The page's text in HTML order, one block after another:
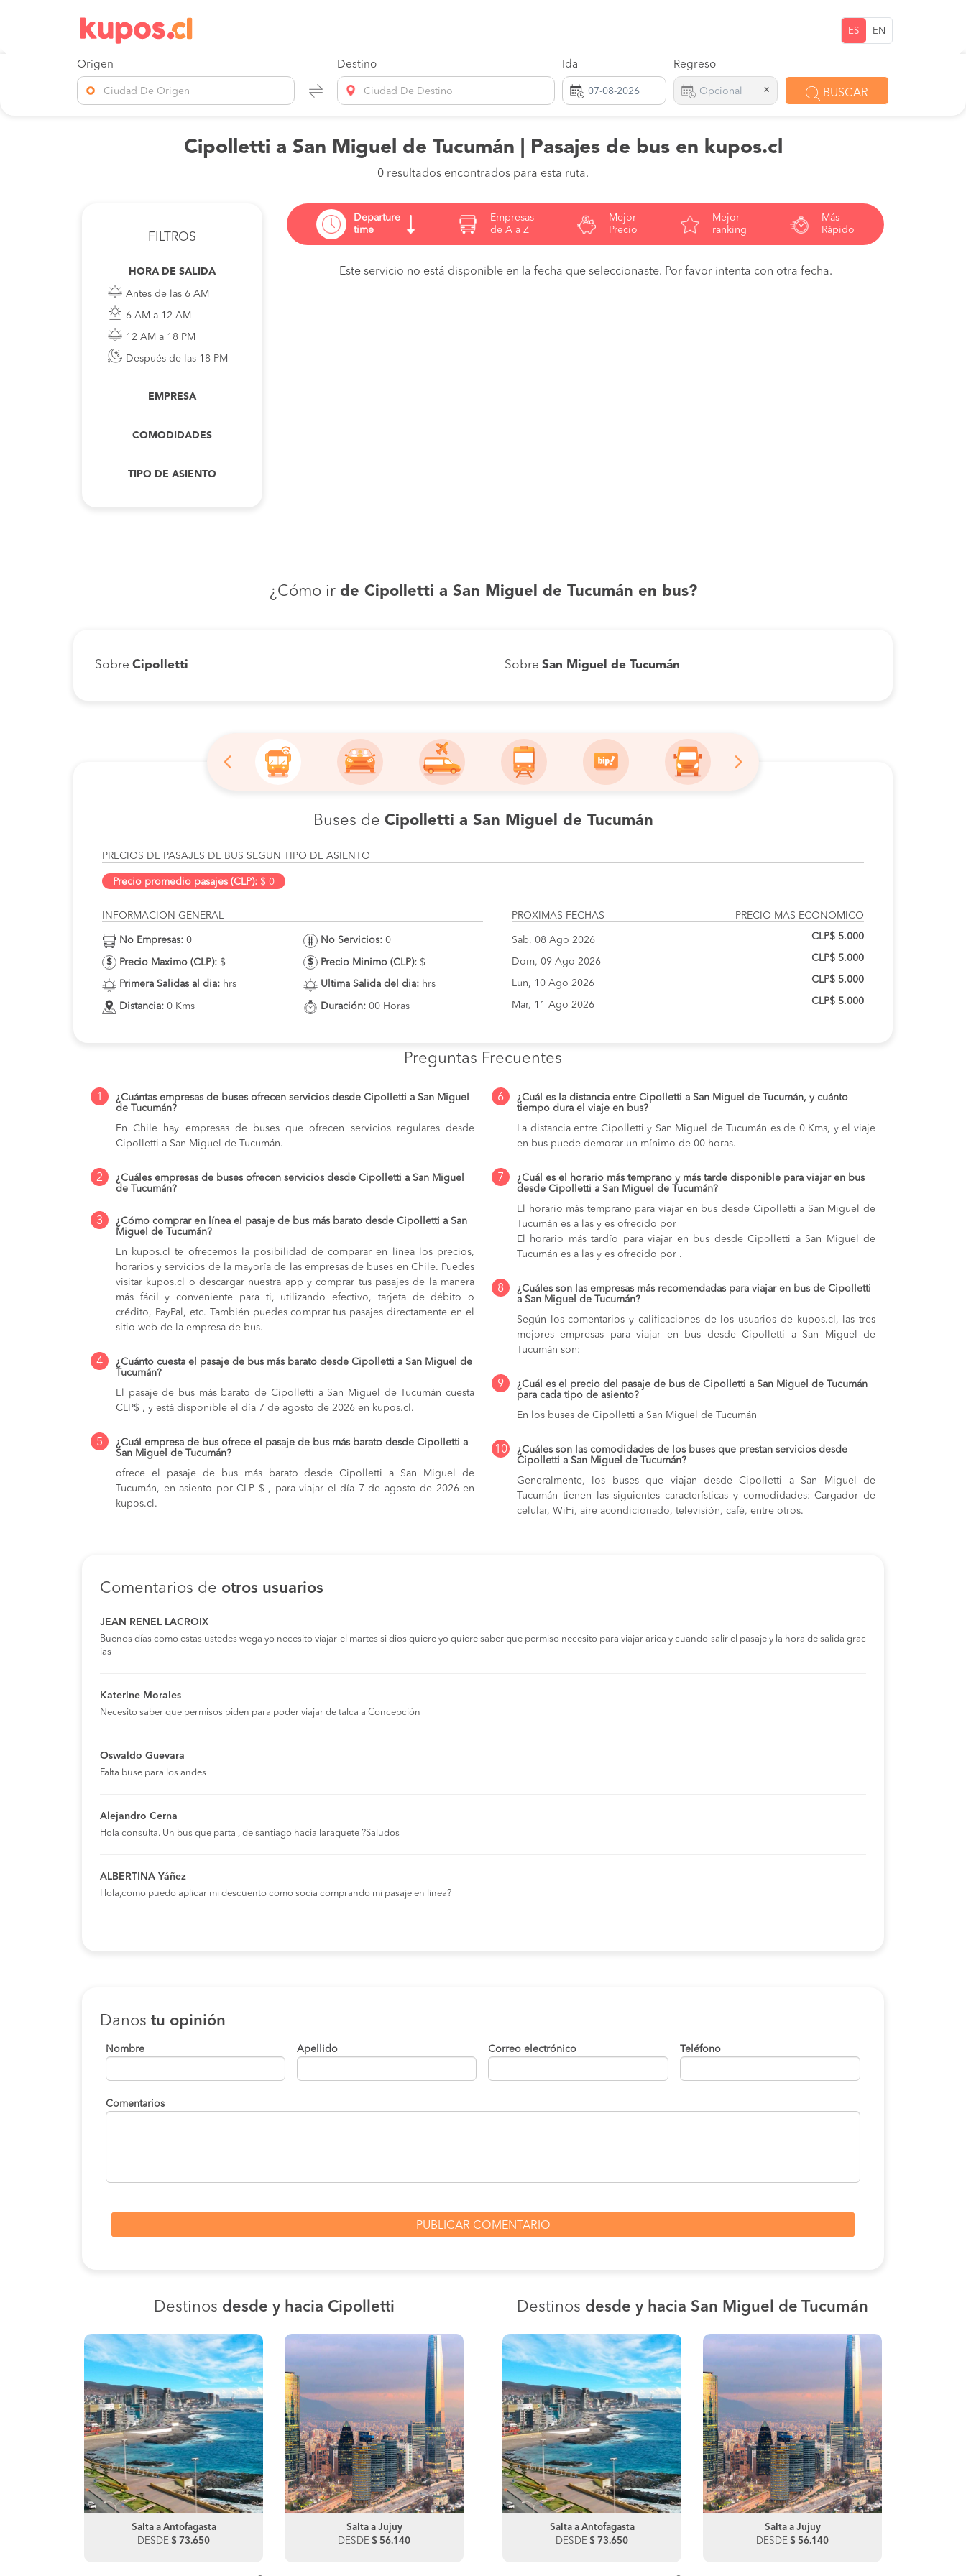
ES EN
Origen
Ciudad De Origen
Destino
Ciudad De Destino
Ida Regreso
x BUSCAR
Cipolletti a San Miguel de Tucumán | Pasajes de bus en kupos.cl
0 resultados encontrados para esta ruta.
FILTROS
HORA DE SALIDA
Antes de las 6 AM
6 AM a 12 AM
12 AM a 18 PM
Después de las 18 PM
EMPRESA
COMODIDADES
TIPO DE ASIENTO
Departure
time
Empresas
de A a Z
Mejor
Precio
Mejor
ranking
Más
Rápido
Este servicio no está disponible en la fecha que seleccionaste. Por favor intenta con otra fecha.
¿Cómo ir de Cipolletti a San Miguel de Tucumán en bus?
Sobre Cipolletti Sobre San Miguel de Tucumán
Buses de Cipolletti a San Miguel de Tucumán
PRECIOS DE PASAJES DE BUS SEGUN TIPO DE ASIENTO
Precio promedio pasajes (CLP): $ 0
INFORMACION GENERAL
No Empresas: 0
Precio Maximo (CLP): $
Primera Salidas al dia: hrs
Distancia: 0 Kms
No Servicios: 0
Precio Minimo (CLP): $
Ultima Salida del dia: hrs
Duración: 00 Horas
PROXIMAS FECHAS PRECIO MAS ECONOMICO
Sab, 08 Ago 2026
Dom, 09 Ago 2026
Lun, 10 Ago 2026
Mar, 11 Ago 2026
CLP$ 5.000
CLP$ 5.000
CLP$ 5.000
CLP$ 5.000
Preguntas Frecuentes
1
¿Cuántas empresas de buses ofrecen servicios desde Cipolletti a San Miguel
de Tucumán?
En Chile hay empresas de buses que ofrecen servicios regulares desde
Cipolletti a San Miguel de Tucumán.
2
¿Cuáles empresas de buses ofrecen servicios desde Cipolletti a San Miguel
de Tucumán?
3
¿Cómo comprar en línea el pasaje de bus más barato desde Cipolletti a San
Miguel de Tucumán?
En kupos.cl te ofrecemos la posibilidad de comparar en línea los precios,
horarios y servicios de la mayoría de las empresas de buses en Chile. Puedes
visitar kupos.cl o descargar nuestra app y comprar tus pasajes de la manera
más fácil y conveniente para ti, utilizando efectivo, tarjeta de débito o
crédito, PayPal, etc. También puedes comprar tus pasajes directamente en el
sitio web de la empresa de bus.
4
¿Cuánto cuesta el pasaje de bus más barato desde Cipolletti a San Miguel de
Tucumán?
El pasaje de bus más barato de Cipolletti a San Miguel de Tucumán cuesta
CLP$ , y está disponible el día 7 de agosto de 2026 en kupos.cl.
5
¿Cuál empresa de bus ofrece el pasaje de bus más barato desde Cipolletti a
San Miguel de Tucumán?
ofrece el pasaje de bus más barato desde Cipolletti a San Miguel de
Tucumán, en asiento por CLP $ , para viajar el día 7 de agosto de 2026 en
kupos.cl.
6
¿Cuál es la distancia entre Cipolletti a San Miguel de Tucumán, y cuánto
tiempo dura el viaje en bus?
La distancia entre Cipolletti y San Miguel de Tucumán es de 0 Kms, y el viaje
en bus puede demorar un mínimo de 00 horas.
7
¿Cuál es el horario más temprano y más tarde disponible para viajar en bus
desde Cipolletti a San Miguel de Tucumán?
El horario más temprano para viajar en bus desde Cipolletti a San Miguel de
Tucumán es a las y es ofrecido por
El horario más tardío para viajar en bus desde Cipolletti a San Miguel de
Tucumán es a las y es ofrecido por .
8
¿Cuáles son las empresas más recomendadas para viajar en bus de Cipolletti
a San Miguel de Tucumán?
Según los comentarios y calificaciones de los usuarios de kupos.cl, las tres
mejores empresas para viajar en bus desde Cipolletti a San Miguel de
Tucumán son:
9
¿Cuál es el precio del pasaje de bus de Cipolletti a San Miguel de Tucumán
para cada tipo de asiento?
En los buses de Cipolletti a San Miguel de Tucumán
10
¿Cuáles son las comodidades de los buses que prestan servicios desde
Cipolletti a San Miguel de Tucumán?
Generalmente, los buses que viajan desde Cipolletti a San Miguel de
Tucumán tienen las siguientes características y comodidades: Cargador de
celular, WiFi, aire acondicionado, televisión, café, entre otros.
Comentarios de otros usuarios
JEAN RENEL LACROIX
Buenos días como estas ustedes wega yo necesito viajar el martes si dios quiere yo quiere saber que permiso necesito para viajar arica y cuando salir el pasaje y la hora de salida grac
ias
Katerine Morales
Necesito saber que permisos piden para poder viajar de talca a Concepción
Oswaldo Guevara
Falta buse para los andes
Alejandro Cerna
Hola consulta. Un bus que parta , de santiago hacia laraquete ?Saludos
ALBERTINA Yáñez
Hola,como puedo aplicar mi descuento como socia comprando mi pasaje en linea?
Danos tu opinión
Nombre Apellido Correo electrónico Teléfono
Comentarios
Destinos desde y hacia Cipolletti
Salta a Antofagasta
DESDE $ 73.650
Salta a Jujuy
DESDE $ 56.140
Salta a San Pedro de Atacama
DESDE$ 66.440
Salta a Antofagasta
DESDE$ 73.650
Destinos desde y hacia San Miguel de Tucumán
Salta a Jujuy
DESDE$ 56.140
Salta a San Pedro de Atacama
DESDE$ 66.440
Salta a Antofagasta
DESDE $ 73.650
Salta a Jujuy
DESDE $ 56.140